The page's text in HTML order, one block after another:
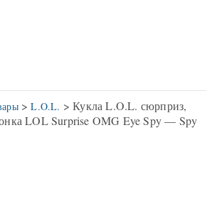
>L.O.L. > Кукла L.O.L. сюрприз,
LOL Surprise OMG Eye Spy — Spy